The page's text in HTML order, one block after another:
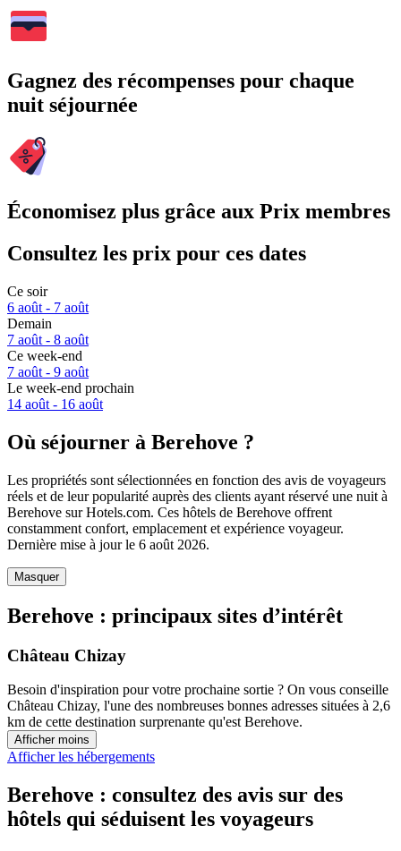
Gagnez des récompenses pour chaque
nuit séjournée
Économisez plus grâce aux Prix membres
Consultez les prix pour ces dates
Ce soir
6 août - 7 août
Demain
7 août - 8 août
Ce week-end
7 août - 9 août
Le week-end prochain
14 août - 16 août
Où séjourner à Berehove ?
Les propriétés sont sélectionnées en fonction des avis de voyageurs
réels et de leur popularité auprès des clients ayant réservé une nuit à
Berehove sur Hotels.com. Ces hôtels de Berehove offrent
constamment confort, emplacement et expérience voyageur.
Dernière mise à jour le 6 août 2026.
Masquer
Berehove : principaux sites d’intérêt
Château Chizay
Besoin d'inspiration pour votre prochaine sortie ? On vous conseille
Château Chizay, l'une des nombreuses bonnes adresses situées à 2,6
km de cette destination surprenante qu'est Berehove.
Afficher moins
Afficher les hébergements
Berehove : consultez des avis sur des
hôtels qui séduisent les voyageurs